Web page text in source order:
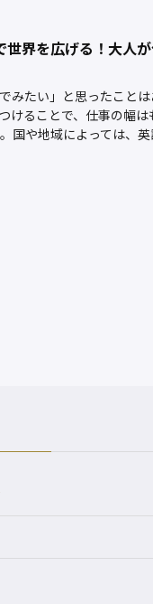
世界を広げる！大人
みたい」と思ったこと
けることで、仕事の幅
国や地域によっては、